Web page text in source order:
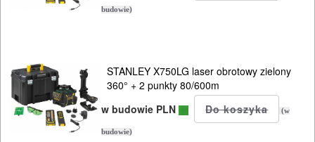
RĘCZNE
NARZĘDZIA
I
OSPRZĘT
budowie)
STANLEY X750LG laser obrotowy zielony
360° + 2 punkty 80/600m
w budowie PLN
(w
budowie)